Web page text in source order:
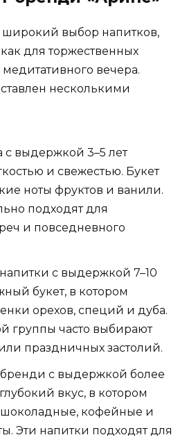
широкий выбор напитков,
для торжественных
вечера.
несколькими
с выдержкой 3–5 лет
и свежестью. Букет
ноты фруктов и ванили.
подходят для
и повседневного
с выдержкой 7–10
букет, в котором
орехов, специй и дуба.
группы часто выбирают
праздничных застолий.
с выдержкой более
вкус, в котором
кофейные и
Эти напитки подходят для